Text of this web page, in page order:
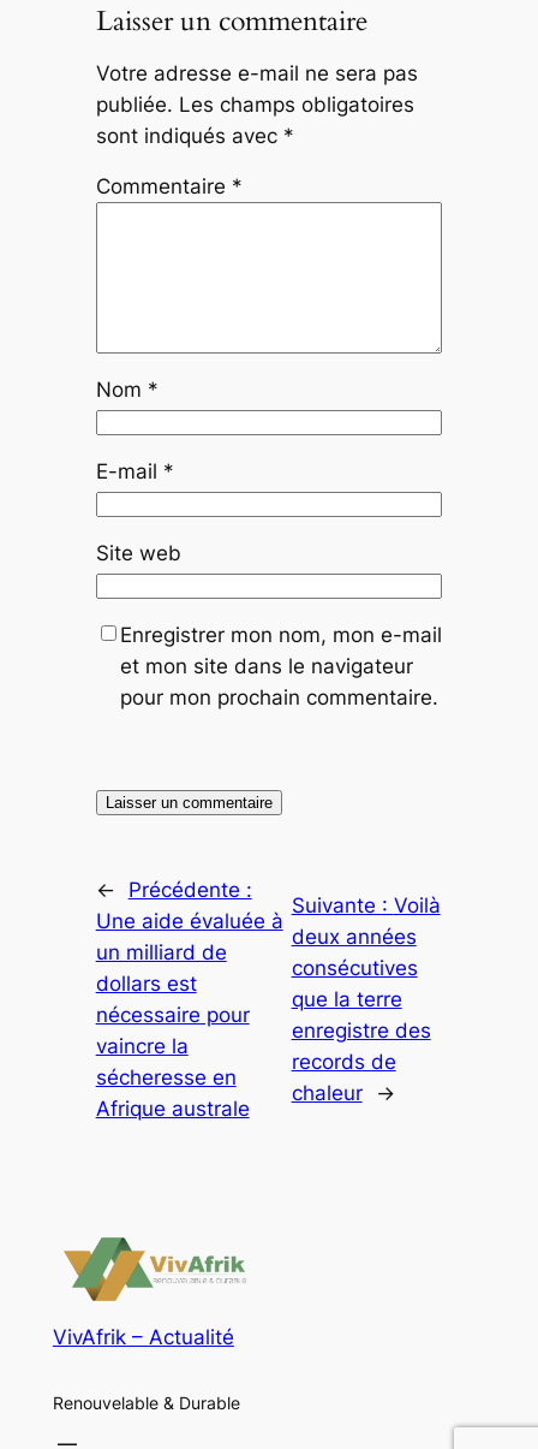
Laisser un commentaire
Votre adresse e-mail ne sera pas
publiée. Les champs obligatoires
sont indiqués avec *
Commentaire *
Nom *
E-mail *
Site web
Enregistrer mon nom, mon e-mail
et mon site dans le navigateur
pour mon prochain commentaire.
←
Précédente :
Une aide évaluée à
un milliard de
dollars est
nécessaire pour
vaincre la
sécheresse en
Afrique australe
Suivante : Voilà
deux années
consécutives
que la terre
enregistre des
records de
chaleur
→
VivAfrik – Actualité
Renouvelable & Durable